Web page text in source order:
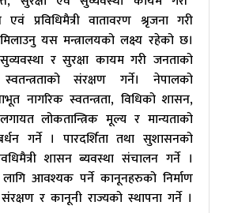
प्रविधिमैत्री वातावरण श्रृजना गरी
यस मन्त्रालयको लक्ष्य रहेको छ।
र सुरक्षा कायम गरी जनताको
संरक्षण गर्ने। नेपालको
नागरिक स्वतन्त्रता, विधिको शासन,
लोकतान्त्रिक मूल्य र मान्यताको
गर्ने । पारदर्शिता तथा सुशासनको
शासन ब्यवस्था संचालन गर्ने ।
आवश्यक पर्ने कानूनहरुको निर्माण
र कानूनी राज्यको स्थापना गर्ने ।